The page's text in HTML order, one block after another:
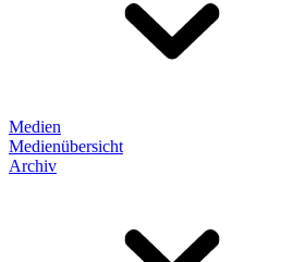
Medien
Medienübersicht
Archiv